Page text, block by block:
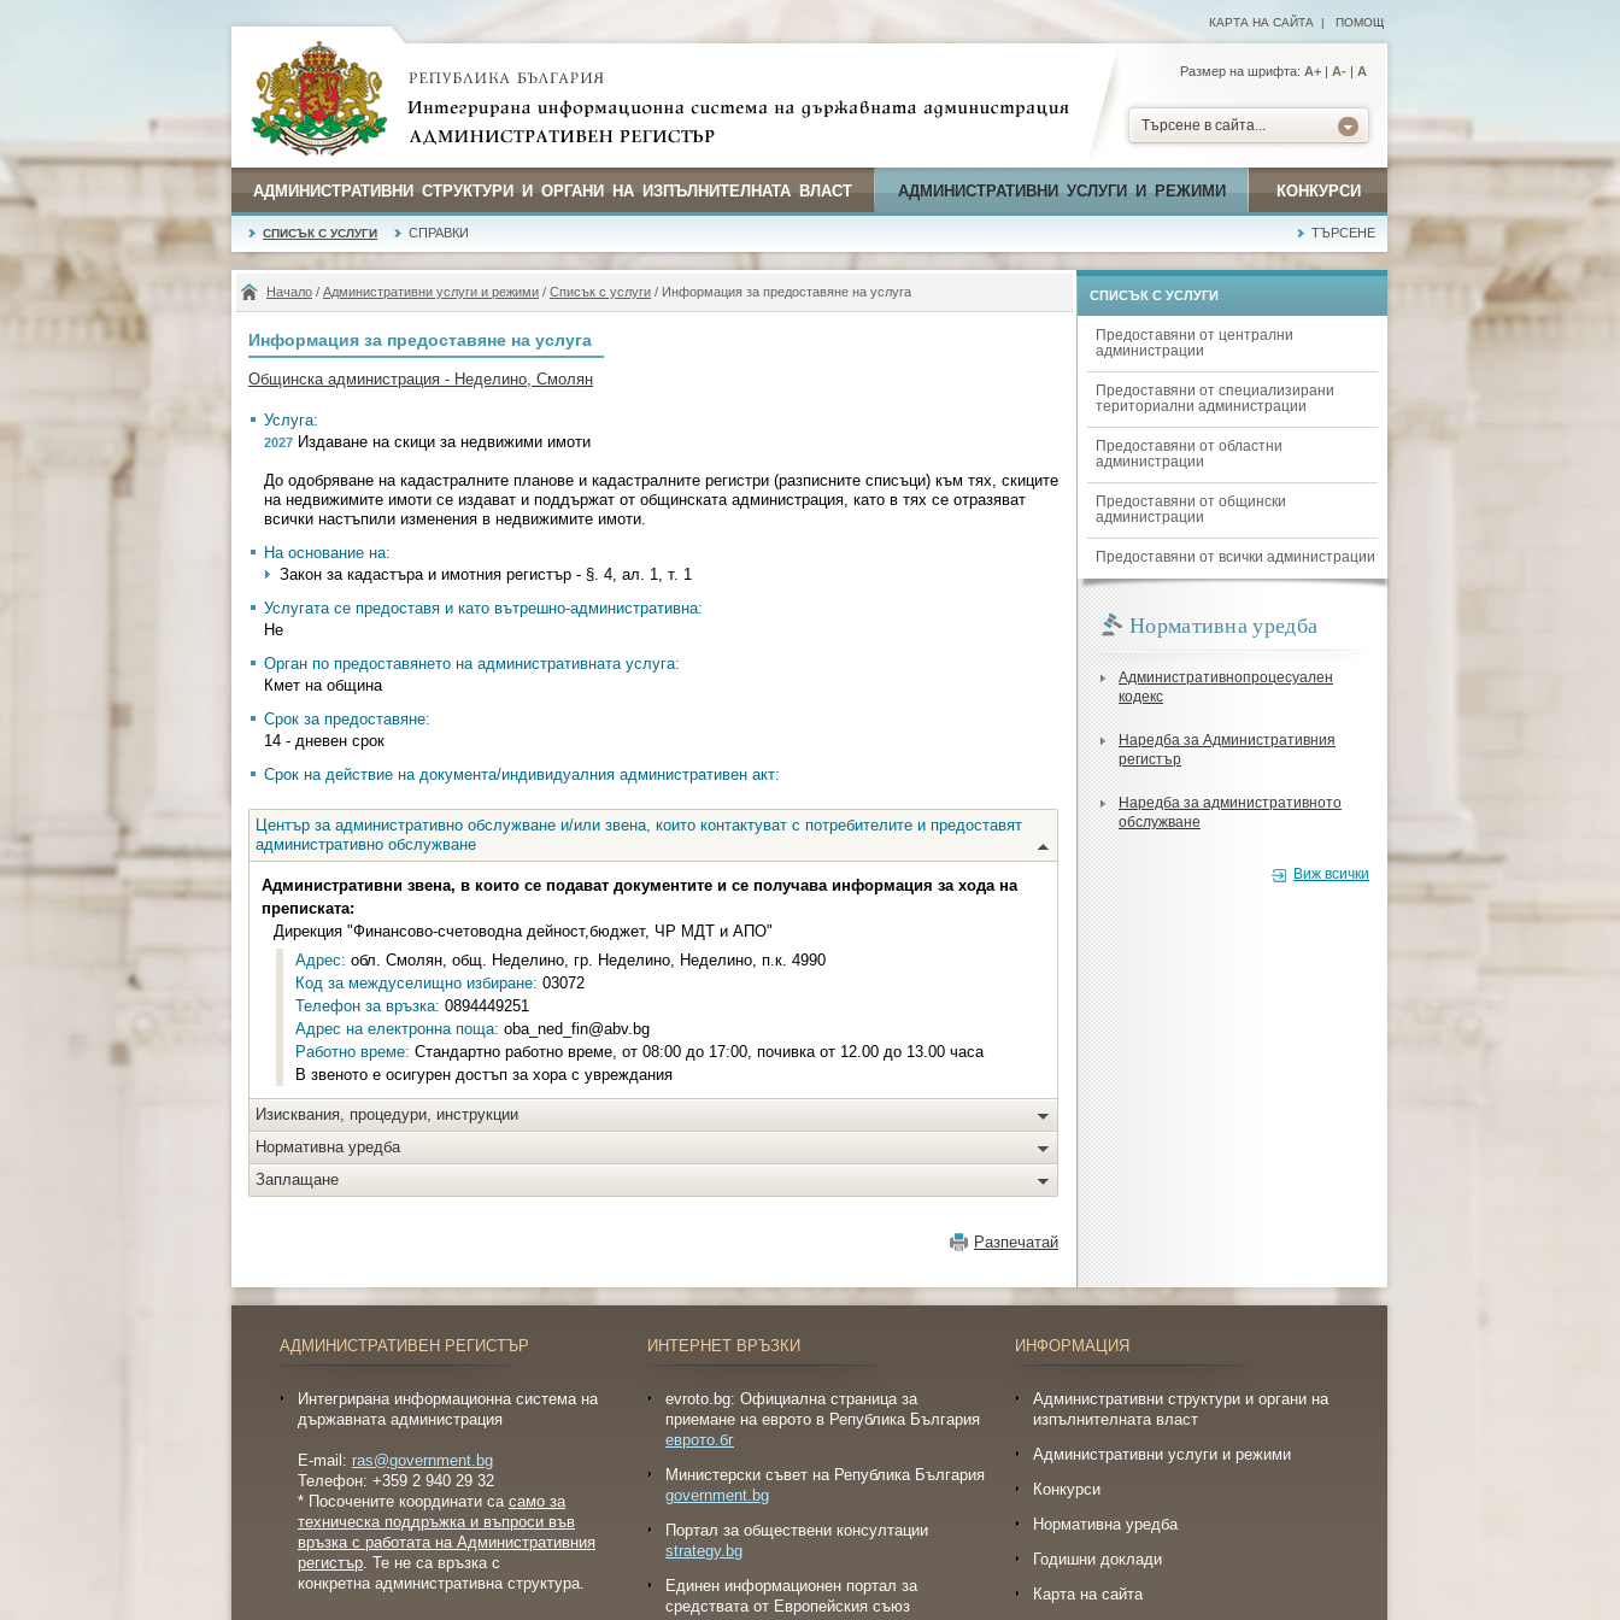
КАРТА НА САЙТА | ПОМОЩ
Размер на шрифта: А+ | A- | A
Търсене в сайта...
АДМИНИСТРАТИВНИ СТРУКТУРИ И ОРГАНИ НА ИЗПЪЛНИТЕЛНАТА ВЛАСТ АДМИНИСТРАТИВНИ УСЛУГИ И РЕЖИМИ КОНКУРСИ
СПИСЪК С УСЛУГИ СПРАВКИ ТЪРСЕНЕ
Начало / Административни услуги и режими / Списък с услуги / Информация за предоставяне на услуга
Информация за предоставяне на услуга
Общинска администрация - Неделино, Смолян
Услуга:
2027 Издаване на скици за недвижими имоти
До одобряване на кадастралните планове и кадастралните регистри (разписните списъци) към тях, скиците
на недвижимите имоти се издават и поддържат от общинската администрация, като в тях се отразяват
всички настъпили изменения в недвижимите имоти.
На основание на:
Закон за кадастъра и имотния регистър - §. 4, ал. 1, т. 1
Услугата се предоставя и като вътрешно-административна:
Не
Орган по предоставянето на административната услуга:
Кмет на община
Срок за предоставяне:
14 - дневен срок
Срок на действие на документа/индивидуалния административен акт:
Център за административно обслужване и/или звена, които контактуват с потребителите и предоставят
административно обслужване
Административни звена, в които се подават документите и се получава информация за хода на
преписката:
Дирекция "Финансово-счетоводна дейност,бюджет, ЧР МДТ и АПО"
Адрес: обл. Смолян, общ. Неделино, гр. Неделино, Неделино, п.к. 4990
Код за междуселищно избиране: 03072
Телефон за връзка: 0894449251
Адрес на електронна поща: oba_ned_fin@abv.bg
Работно време: Стандартно работно време, от 08:00 до 17:00, почивка от 12.00 до 13.00 часа
В звеното е осигурен достъп за хора с увреждания
Изисквания, процедури, инструкции
Нормативна уредба
Заплащане
Разпечатай
СПИСЪК С УСЛУГИ
Предоставяни от централни
администрации
Предоставяни от специализирани
териториални администрации
Предоставяни от областни
администрации
Предоставяни от общински
администрации
Предоставяни от всички администрации
Нормативна уредба
Административнопроцесуален
кодекс
Наредба за Административния
регистър
Наредба за административното
обслужване
Виж всички
АДМИНИСТРАТИВЕН РЕГИСТЪР
Интегрирана информационна система на
държавната администрация
E-mail: ras@government.bg
Телефон: +359 2 940 29 32
* Посочените координати са само за
техническа поддръжка и въпроси във
връзка с работата на Административния
регистър. Те не са връзка с
конкретна административна структура.
ИНТЕРНЕТ ВРЪЗКИ
evroto.bg: Официална страница за
приемане на еврото в Република България
еврото.бг
Министерски съвет на Република България
government.bg
Портал за обществени консултации
strategy.bg
Eдинен информационен портал за
средствата от Европейския съюз
ИНФОРМАЦИЯ
Административни структури и органи на
изпълнителната власт
Административни услуги и режими
Конкурси
Нормативна уредба
Годишни доклади
Карта на сайта